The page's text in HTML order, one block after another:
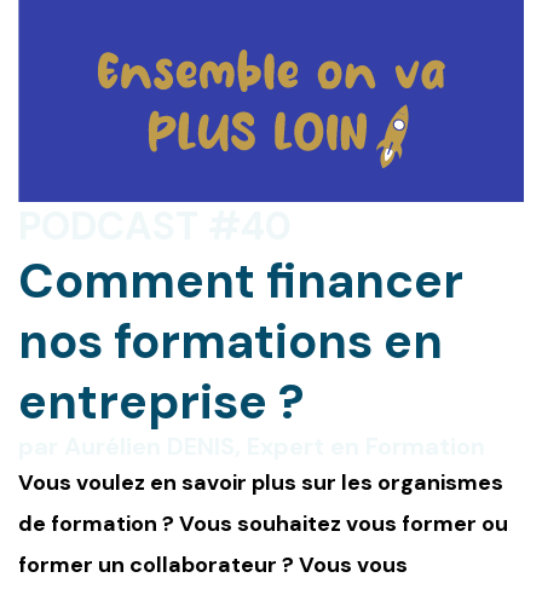
Comment financer
nos formations en
entreprise ?
Vous voulez en savoir plus sur les organismes
de formation ? Vous souhaitez vous former ou
former un collaborateur ? Vous vous